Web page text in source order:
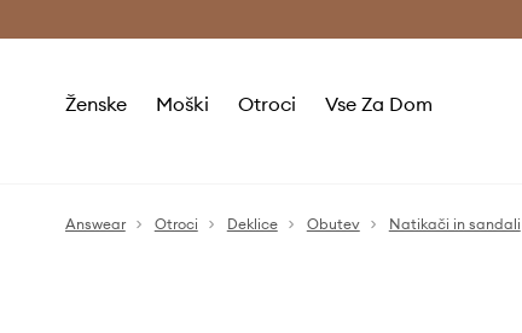
Ženske Moški Otroci Vse Za Dom
Answear Otroci Deklice Obutev Natikači in sandali